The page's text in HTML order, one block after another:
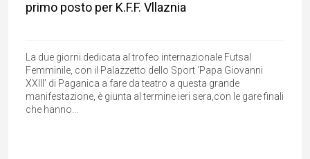
primo posto per K.F.F. Vllaznia
La due giorni dedicata al trofeo internazionale Futsal
Femminile, con il Palazzetto dello Sport ‘Papa Giovanni
XXIII’ di Paganica a fare da teatro a questa grande
manifestazione, è giunta al termine ieri sera,con le gare finali
che hanno...